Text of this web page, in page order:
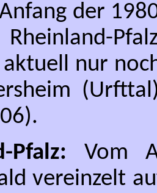
der
Rheinland-
nur
Pfalz: Vom
vereinzelt